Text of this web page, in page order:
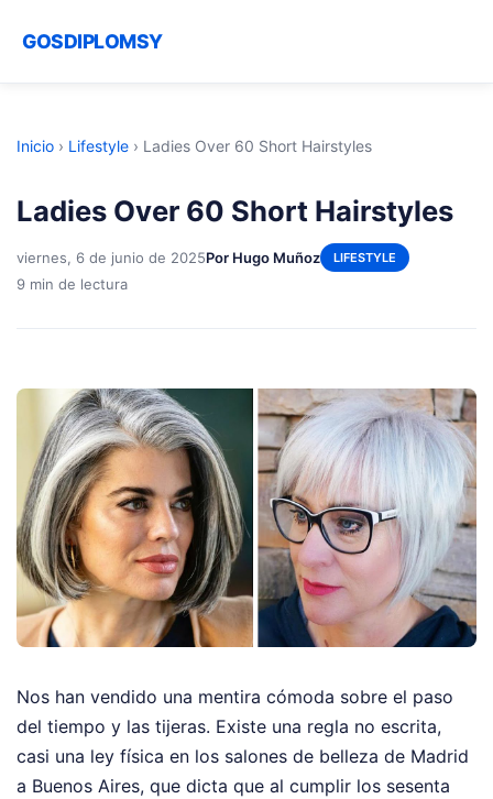
GOSDIPLOMSY
Inicio › Lifestyle › Ladies Over 60 Short Hairstyles
Ladies Over 60 Short Hairstyles
viernes, 6 de junio de 2025Por Hugo Muñoz LIFESTYLE
9 min de lectura
Nos han vendido una mentira cómoda sobre el paso
del tiempo y las tijeras. Existe una regla no escrita,
casi una ley física en los salones de belleza de Madrid
a Buenos Aires, que dicta que al cumplir los sesenta